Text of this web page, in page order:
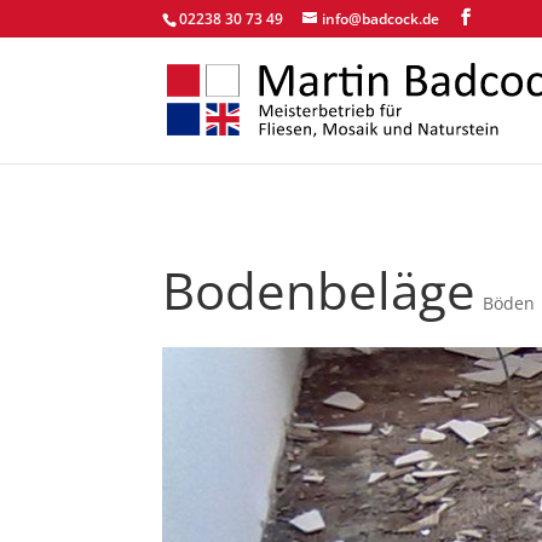
02238 30 73 49 info@badcock.de
Bodenbeläge Böden